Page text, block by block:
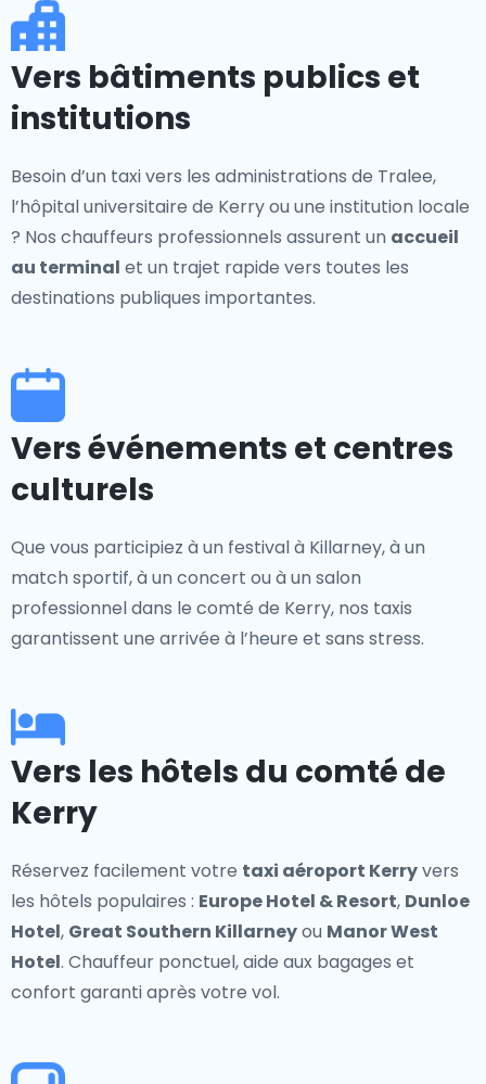
Vers bâtiments publics et
institutions
Besoin d’un taxi vers les administrations de Tralee,
l’hôpital universitaire de Kerry ou une institution locale
? Nos chauffeurs professionnels assurent un accueil
au terminal et un trajet rapide vers toutes les
destinations publiques importantes.
Vers événements et centres
culturels
Que vous participiez à un festival à Killarney, à un
match sportif, à un concert ou à un salon
professionnel dans le comté de Kerry, nos taxis
garantissent une arrivée à l’heure et sans stress.
Vers les hôtels du comté de
Kerry
Réservez facilement votre taxi aéroport Kerryvers
les hôtels populaires : Europe Hotel & Resort, Dunloe
Hotel, Great Southern Killarneyou Manor West
Hotel. Chauffeur ponctuel, aide aux bagages et
confort garanti après votre vol.